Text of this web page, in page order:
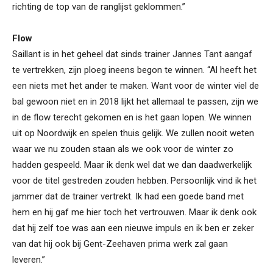
richting de top van de ranglijst geklommen.”
Flow
Saillant is in het geheel dat sinds trainer Jannes Tant aangaf
te vertrekken, zijn ploeg ineens begon te winnen. “Al heeft het
een niets met het ander te maken. Want voor de winter viel de
bal gewoon niet en in 2018 lijkt het allemaal te passen, zijn we
in de flow terecht gekomen en is het gaan lopen. We winnen
uit op Noordwijk en spelen thuis gelijk. We zullen nooit weten
waar we nu zouden staan als we ook voor de winter zo
hadden gespeeld. Maar ik denk wel dat we dan daadwerkelijk
voor de titel gestreden zouden hebben. Persoonlijk vind ik het
jammer dat de trainer vertrekt. Ik had een goede band met
hem en hij gaf me hier toch het vertrouwen. Maar ik denk ook
dat hij zelf toe was aan een nieuwe impuls en ik ben er zeker
van dat hij ook bij Gent-Zeehaven prima werk zal gaan
leveren.”